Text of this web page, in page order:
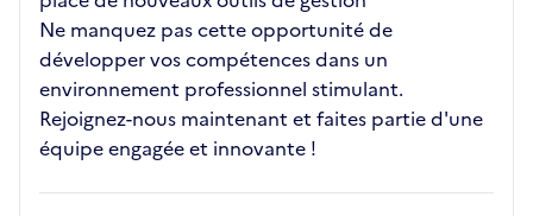
Ne manquez pas cette opportunité de
développer vos compétences dans un
environnement professionnel stimulant.
Rejoignez-nous maintenant et faites partie d'une
équipe engagée et innovante !